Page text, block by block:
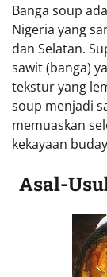
Banga soup
Nigeria yang
dan Selatan.
sawit (banga)
tekstur yang
soup menjadi
memuaskan
kekayaan
Asal-